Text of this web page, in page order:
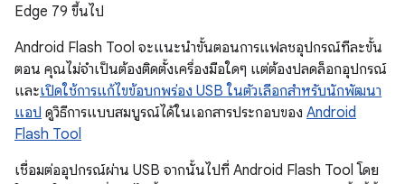
Edge 79 ขึ้นไป
Android Flash Tool จะแนะนำขั้นตอนการแฟลชอุปกรณ์ทีละขั้น
ตอน คุณไม่จำเป็นต้องติดตั้งเครื่องมือใดๆ แต่ต้องปลดล็อกอุปกรณ์
และเปิดใช้การแก้ไขข้อบกพร่อง USB ในตัวเลือกสำหรับนักพัฒนา
แอป ดูวิธีการแบบสมบูรณ์ได้ในเอกสารประกอบของ Android
Flash Tool
เชื่อมต่ออุปกรณ์ผ่าน USB จากนั้นไปที่ Android Flash Tool โดย